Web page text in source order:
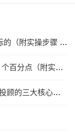
成本系数＞1.1 时，定投该调整金额还是换标的（附实操步骤 + 启明星 6521 落地）
周期锚定定投22-25回测：比传统定投高 7.6 个百分点（附实操与启明星 6521 落地）
客户经理不会告诉你的秘密：新手必选基金投顾的三大核心逻辑